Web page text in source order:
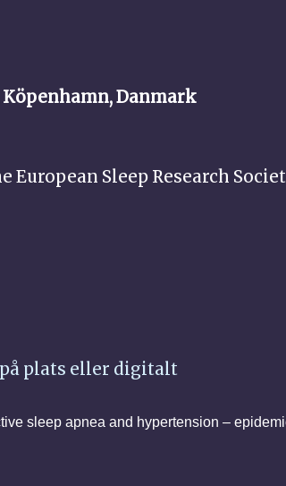
Köpenhamn, Danmark
European Sleep Research
plats eller digitalt
sleep apnea and hypertension –